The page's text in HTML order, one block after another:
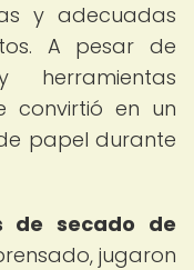
y adecuadas
A pesar de
convirtió en un
papel durante
de secado de
jugaron